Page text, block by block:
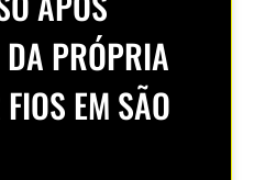
PRÓPRIA
EM SÃO